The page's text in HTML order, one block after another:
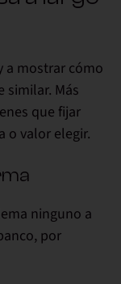
a mostrar cómo
similar. Más
que fijar
o valor elegir.
ninguno a
por